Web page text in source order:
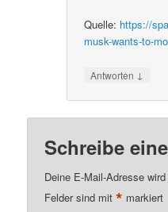
Quelle: https://
musk-wants-to-
Antworten ↓
Schreibe
Deine E-Mail-Adresse
Felder sind mit* markiert